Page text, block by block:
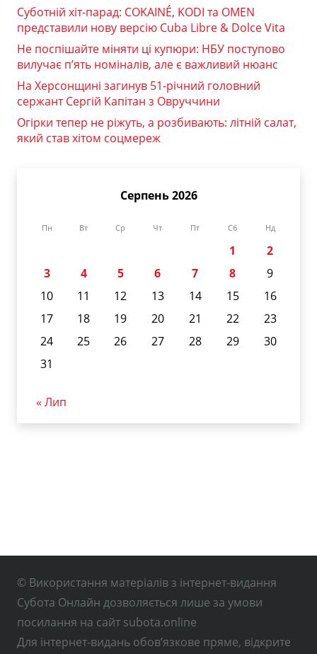
Суботній хіт-парад: COKAINÉ, KODI та OMEN
представили нову версію Cuba Libre & Dolce Vita
Не поспішайте міняти ці купюри: НБУ поступово
вилучає п’ять номіналів, але є важливий нюанс
На Херсонщині загинув 51-річний головний
сержант Сергій Капітан з Овруччини
Огірки тепер не ріжуть, а розбивають: літній салат,
який став хітом соцмереж
Серпень 2026
Пн Вт Ср Чт Пт Сб Нд
1
2
3
4 5 6 7 8
9
10
11 12 13 14 15
16
17
18 19 20 21 22
23
24
25 26 27 28 29
30
31
« Лип
© Використання матеріалів з інтернет-видання
Субота Онлайн дозволяється лише за умови
посилання на сайт subota.online
Для інтернет-видань обов’язкове пряме, відкрите